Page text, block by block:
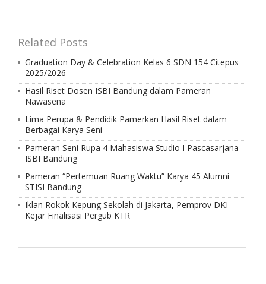
Related Posts
Graduation Day & Celebration Kelas 6 SDN 154 Citepus
2025/2026
Hasil Riset Dosen ISBI Bandung dalam Pameran
Nawasena
Lima Perupa & Pendidik Pamerkan Hasil Riset dalam
Berbagai Karya Seni
Pameran Seni Rupa 4 Mahasiswa Studio I Pascasarjana
ISBI Bandung
Pameran “Pertemuan Ruang Waktu” Karya 45 Alumni
STISI Bandung
Iklan Rokok Kepung Sekolah di Jakarta, Pemprov DKI
Kejar Finalisasi Pergub KTR